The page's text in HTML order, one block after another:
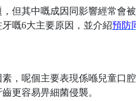
但其中嘅成因同影響經常會
牙嘅6大主要原因，並介紹預防
，呢個主要表現係喺兒童口
更容易畀細菌侵襲。